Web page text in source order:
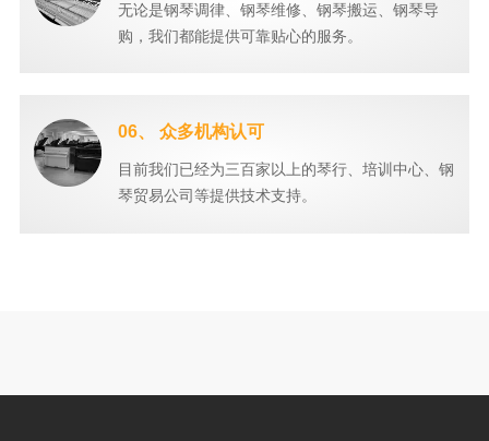
无论是钢琴调律、钢琴维修、钢琴搬运、钢琴导
购，我们都能提供可靠贴心的服务。
06、 众多机构认可
目前我们已经为三百家以上的琴行、培训中心、钢
琴贸易公司等提供技术支持。